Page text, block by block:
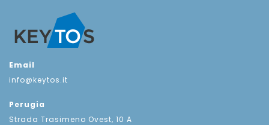
Email
info@keytos.it
Perugia
Strada Trasimeno Ovest, 10 A